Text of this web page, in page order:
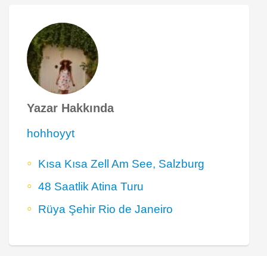
Yazar Hakkında
hohhoyyt
Kısa Kısa Zell Am See, Salzburg
48 Saatlik Atina Turu
Rüya Şehir Rio de Janeiro